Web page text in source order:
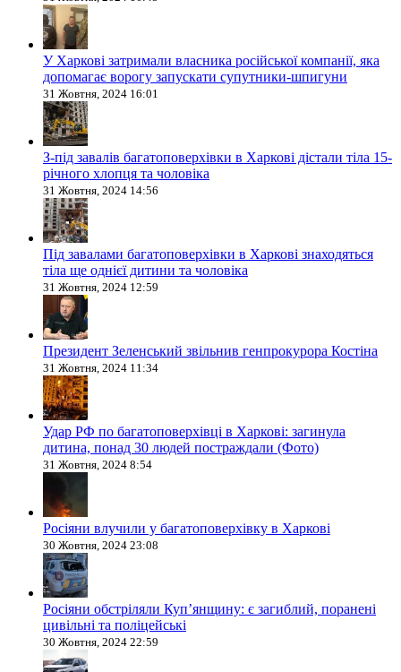
У Харкові затримали власника російської компанії, яка
допомагає ворогу запускати супутники-шпигуни
31 Жовтня, 2024 16:01
З-під завалів багатоповерхівки в Харкові дістали тіла 15-
річного хлопця та чоловіка
31 Жовтня, 2024 14:56
Під завалами багатоповерхівки в Харкові знаходяться
тіла ще однієї дитини та чоловіка
31 Жовтня, 2024 12:59
Президент Зеленський звільнив генпрокурора Костіна
31 Жовтня, 2024 11:34
Удар РФ по багатоповерхівці в Харкові: загинула
дитина, понад 30 людей постраждали (Фото)
31 Жовтня, 2024 8:54
Росіяни влучили у багатоповерхівку в Харкові
30 Жовтня, 2024 23:08
Росіяни обстріляли Купʼянщину: є загиблий, поранені
цивільні та поліцейські
30 Жовтня, 2024 22:59